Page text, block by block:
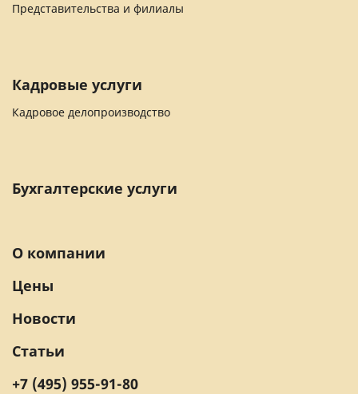
Представительства и филиалы
Кадровые услуги
Кадровое делопроизводство
Бухгалтерские услуги
+7 (495) 955-91-80
О компании
Цены
Новости
Статьи